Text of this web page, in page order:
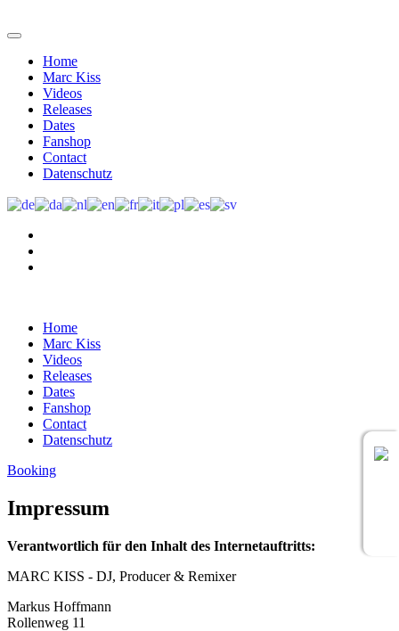
Home
Marc Kiss
Videos
Releases
Dates
Fanshop
Contact
Datenschutz
Home
Marc Kiss
Videos
Releases
Dates
Fanshop
Contact
Datenschutz
Booking
Impressum
Verantwortlich für den Inhalt des Internetauftritts:
MARC KISS - DJ, Producer & Remixer
Markus Hoffmann
Rollenweg 11